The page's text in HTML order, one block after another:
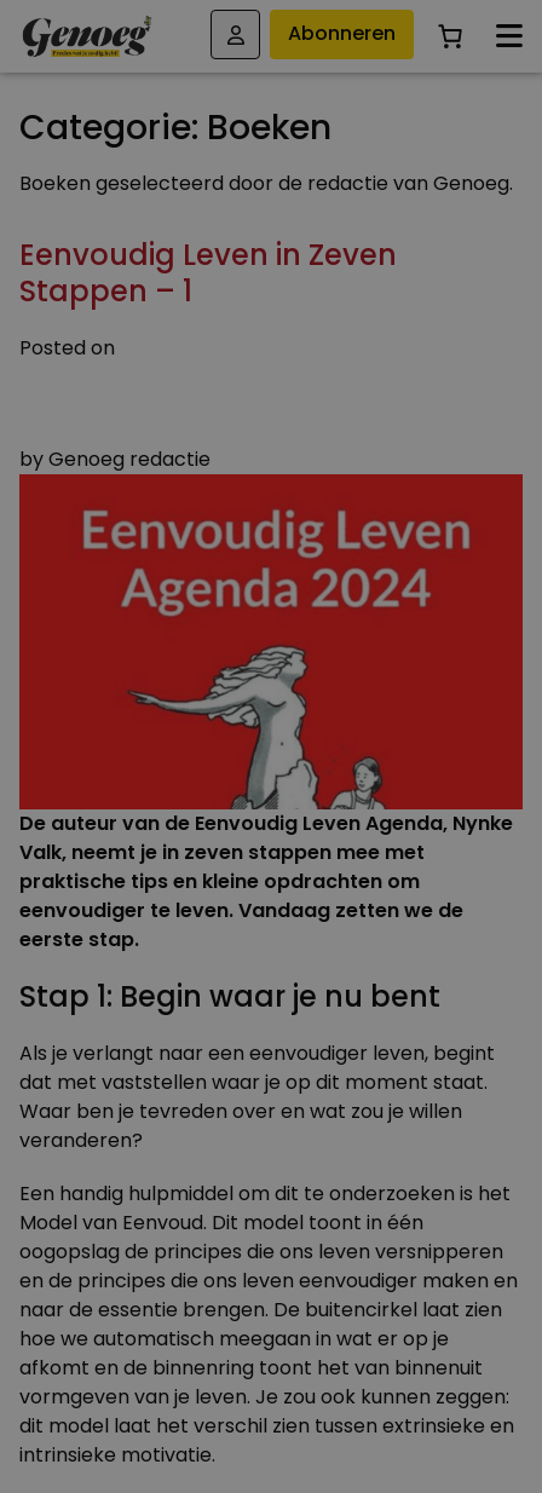
Abonneren
Categorie: Boeken
Boeken geselecteerd door de redactie van Genoeg.
Eenvoudig Leven in Zeven
Stappen – 1
Posted on
byGenoeg redactie
De auteur van de Eenvoudig Leven Agenda, Nynke
Valk, neemt je in zeven stappen mee met
praktische tips en kleine opdrachten om
eenvoudiger te leven. Vandaag zetten we de
eerste stap.
Stap 1: Begin waar je nu bent
Als je verlangt naar een eenvoudiger leven, begint
dat met vaststellen waar je op dit moment staat.
Waar ben je tevreden over en wat zou je willen
veranderen?
Een handig hulpmiddel om dit te onderzoeken is het
Model van Eenvoud. Dit model toont in één
oogopslag de principes die ons leven versnipperen
en de principes die ons leven eenvoudiger maken en
naar de essentie brengen. De buitencirkel laat zien
hoe we automatisch meegaan in wat er op je
afkomt en de binnenring toont het van binnenuit
vormgeven van je leven. Je zou ook kunnen zeggen:
dit model laat het verschil zien tussen extrinsieke en
intrinsieke motivatie.